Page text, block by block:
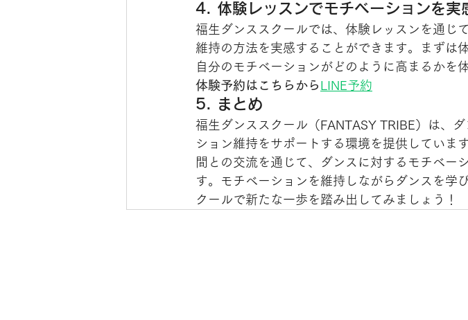
4. 体験レッスンでモチベーションを実
福生ダンススクールでは、体験レッスンを通じ
維持の方法を実感することができます。まずは
自分のモチベーションがどのように高まるかを
体験予約はこちらから LINE予約
5. まとめ
福生ダンススクール（FANTASY TRIBE）は、
ション維持をサポートする環境を提供していま
間との交流を通じて、ダンスに対するモチベー
す。モチベーションを維持しながらダンスを学
クールで新たな一歩を踏み出してみましょう！